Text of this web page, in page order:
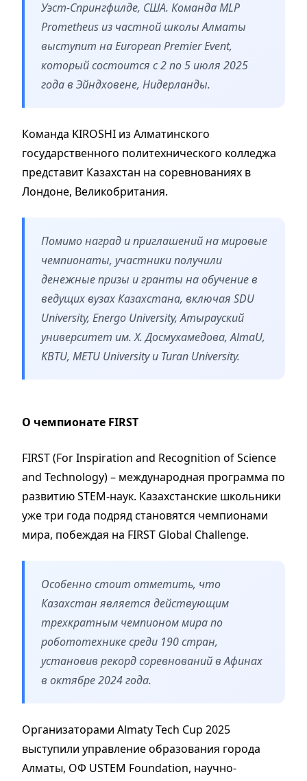
Уэст-Спрингфилде, США. Команда MLP
Prometheus из частной школы Алматы
выступит на European Premier Event,
который состоится с 2 по 5 июля 2025
года в Эйндховене, Нидерланды.
Команда KIROSHI из Алматинского
государственного политехнического колледжа
представит Казахстан на соревнованиях в
Лондоне, Великобритания.
Помимо наград и приглашений на мировые
чемпионаты, участники получили
денежные призы и гранты на обучение в
ведущих вузах Казахстана, включая SDU
University, Energo University, Атырауский
университет им. Х. Досмухамедова, AlmaU,
KBTU, METU University и Turan University.
О чемпионате FIRST
FIRST (For Inspiration and Recognition of Science
and Technology) – международная программа по
развитию STEM-наук. Казахстанские школьники
уже три года подряд становятся чемпионами
мира, побеждая на FIRST Global Challenge.
Особенно стоит отметить, что
Казахстан является действующим
трехкратным чемпионом мира по
робототехнике среди 190 стран,
установив рекорд соревнований в Афинах
в октябре 2024 года.
Организаторами Almaty Tech Cup 2025
выступили управление образования города
Алматы, ОФ USTEM Foundation, научно-